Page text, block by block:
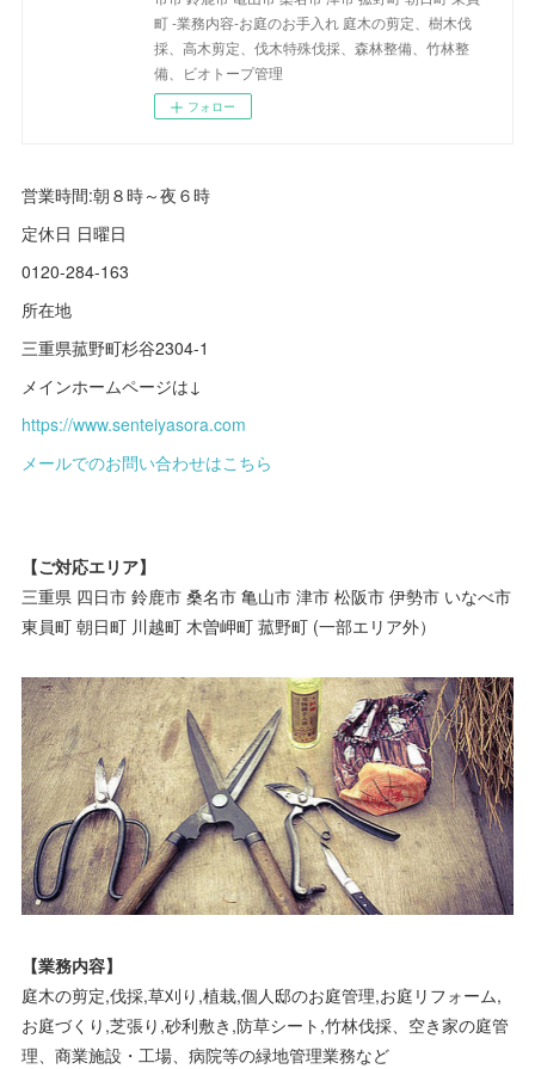
町 -業務内容-お庭のお手入れ 庭木の剪定、樹木伐
採、高木剪定、伐木特殊伐採、森林整備、竹林整
備、ビオトープ管理
フォロー
営業時間:朝８時～夜６時
定休日 日曜日
0120-284-163
所在地
三重県菰野町杉谷2304-1
メインホームページは↓
https://www.senteiyasora.com
メールでのお問い合わせはこちら
【ご対応エリア】
三重県 四日市 鈴鹿市 桑名市 亀山市 津市 松阪市 伊勢市 いなべ市
東員町 朝日町 川越町 木曽岬町 菰野町 (一部エリア外）
【業務内容】
庭木の剪定,伐採,草刈り,植栽,個人邸のお庭管理,お庭リフォーム,
お庭づくり,芝張り,砂利敷き,防草シート,竹林伐採、空き家の庭管
理、商業施設・工場、病院等の緑地管理業務など